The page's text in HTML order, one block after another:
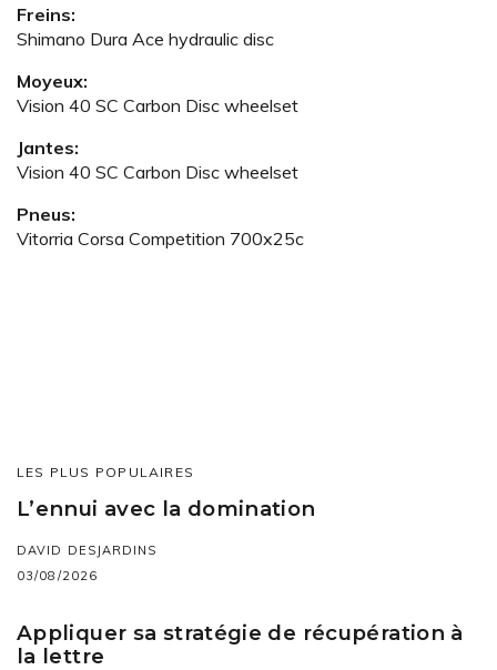
Freins:
Shimano Dura Ace hydraulic disc
Moyeux:
Vision 40 SC Carbon Disc wheelset
Jantes:
Vision 40 SC Carbon Disc wheelset
Pneus:
Vitorria Corsa Competition 700x25c
LES PLUS POPULAIRES
L’ennui avec la domination
DAVID DESJARDINS
03/08/2026
Appliquer sa stratégie de récupération à
la lettre